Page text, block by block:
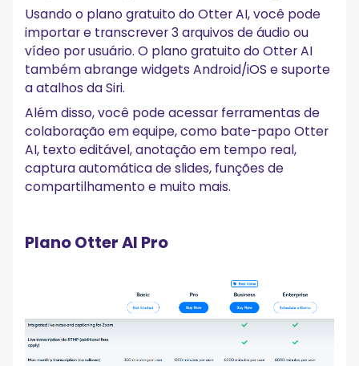
Usando o plano gratuito do Otter AI, você pode
importar e transcrever 3 arquivos de áudio ou
vídeo por usuário. O plano gratuito do Otter AI
também abrange widgets Android/iOS e suporte
a atalhos da Siri.
Além disso, você pode acessar ferramentas de
colaboração em equipe, como bate-papo Otter
AI, texto editável, anotação em tempo real,
captura automática de slides, funções de
compartilhamento e muito mais.
Plano Otter AI Pro